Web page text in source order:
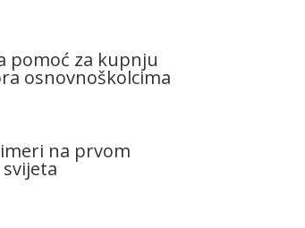
pomoć za kupnju
osnovnoškolcima
na prvom